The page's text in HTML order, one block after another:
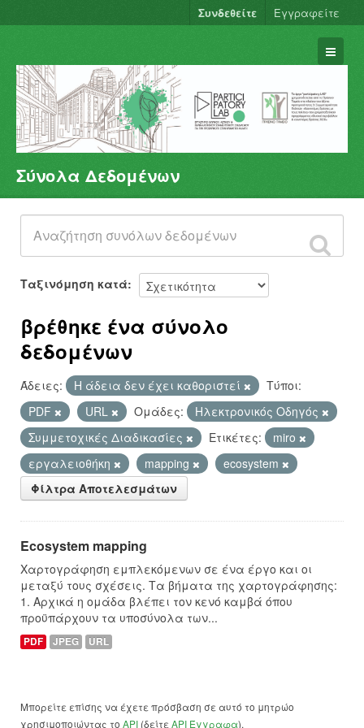
Συνδεθείτε Εγγραφείτε
Σύνολα Δεδομένων
Φορείς
Ομάδες
Σχετικά
Σύνολα Δεδομένων
Ταξινόμηση κατά
βρέθηκε ένα σύνολο
δεδομένων
Άδειες: Η άδεια δεν έχει καθοριστεί
Τύποι:
PDF
URL Ομάδες:
Hλεκτρονικός Οδηγός
Συμμετοχικές Διαδικασίες
Ετικέτες:
miro
εργαλειοθήκη
mapping
ecosystem
Φίλτρα Αποτελεσμάτων
Ecosystem mapping
Χαρτογράφηση εμπλεκόμενων σε ένα έργο και οι
μεταξύ τους σχέσεις. Τα βήματα της χαρτογράφησης:
1. Αρχικά η ομάδα βλέπει τον κενό καμβά όπου
προϋπάρχουν τα υποσύνολα των...
PDF JPEG URL
Μπορείτε επίσης να έχετε πρόσβαση σε αυτό το μητρώο
χρησιμοποιώντας το API (δείτε API Έγγραφα).